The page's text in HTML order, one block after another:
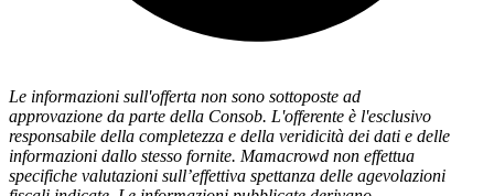
Le informazioni sull'offerta non sono sottoposte ad
approvazione da parte della Consob. L'offerente è l'esclusivo
responsabile della completezza e della veridicità dei dati e delle
informazioni dallo stesso fornite. Mamacrowd non effettua
specifiche valutazioni sull’effettiva spettanza delle agevolazioni